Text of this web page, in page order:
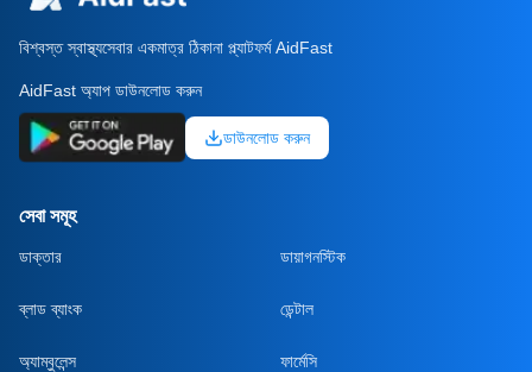
বিশ্বস্ত স্বাস্থ্যসেবার একমাত্র ঠিকানা প্ল্যাটফর্ম AidFast
AidFast অ্যাপ ডাউনলোড করুন
ডাউনলোড করুন
সেবা সমূহ
ডাক্তার ডায়াগনস্টিক
ব্লাড ব্যাংক ডেন্টাল
অ্যাম্বুলেন্স ফার্মেসি